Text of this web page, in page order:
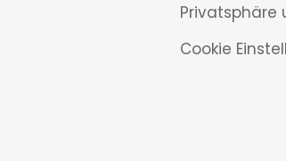
Privatsphäre
Cookie